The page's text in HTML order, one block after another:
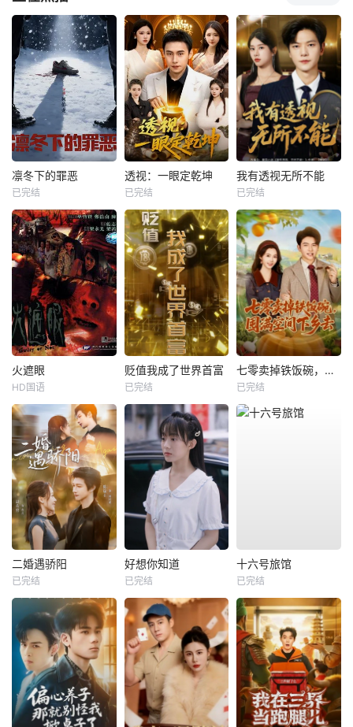
凛冬下的罪恶
已完结
透视：一眼定乾坤
已完结
我有透视无所不能
已完结
火遮眼
HD国语
贬值我成了世界首富
已完结
七零卖掉铁饭碗，囤满空间下乡去
已完结
二婚遇骄阳
已完结
好想你知道
已完结
十六号旅馆
已完结